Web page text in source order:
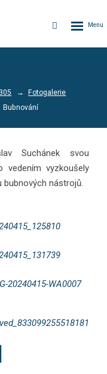
Vyhledávání
Fotogalerie
Bubnování
Suchánek svou
vedením vyzkoušely
bubnových nástrojů.